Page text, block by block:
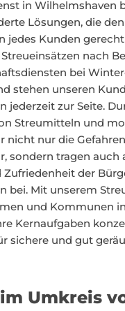
in Wilhelmshaven
Lösungen, die
jedes Kunden
nach
bei
stehen unseren
jederzeit zur Seite.
Streumitteln und
nicht nur die
sondern tragen auch
Zufriedenheit der
bei. Mit unserem
und Kommunen
Kernaufgaben
sichere und gut
Umkreis